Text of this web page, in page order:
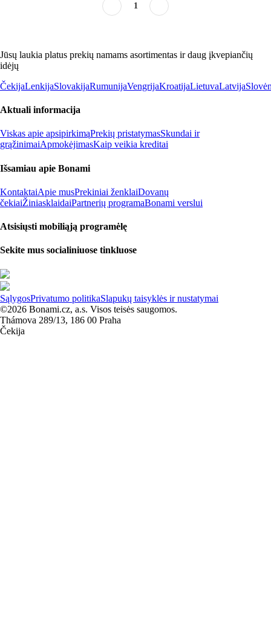
1
Jūsų laukia platus prekių namams asortimentas ir daug įkvepiančių
idėjų
ČekijaLenkijaSlovakijaRumunijaVengrijaKroatijaLietuvaLatvija
Aktuali informacija
Viskas apie apsipirkimąPrekių pristatymasSkundai ir
grąžinimaiApmokėjimasKaip veikia kreditai
Išsamiau apie Bonami
KontaktaiApie musPrekiniai ženklaiDovanų
čekiaiŽiniasklaidaiPartnerių programaBonami verslui
Atsisiųsti mobiliąją programėlę
Sekite mus socialiniuose tinkluose
SąlygosPrivatumo politikaSlapukų taisyklės ir nustatymai
©2026 Bonami.cz, a.s. Visos teisės saugomos.
Thámova 289/13, 186 00 Praha
Čekija